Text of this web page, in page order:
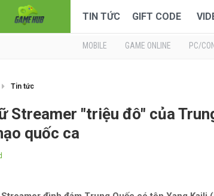
TIN TỨC GIFT CODE
MOBILE GAME ONLINE PC/
Tin tức
Streamer "triệu đô" của
quốc ca